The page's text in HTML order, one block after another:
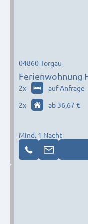
Ferienwohnung
04860 Torgau
2x auf Anfrage
2x ab 36,67 €
Mind. 1 Nacht